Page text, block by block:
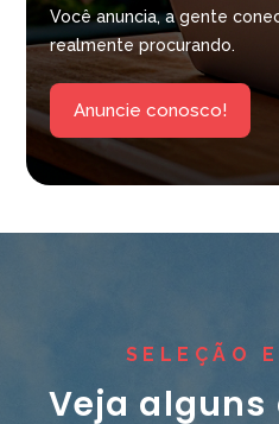
Você anuncia, a gente
realmente procurando.
Anuncie conosco!
SELEÇÃO
Veja alguns